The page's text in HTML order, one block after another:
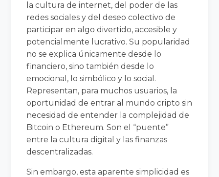
la cultura de internet, del poder de las
redes sociales y del deseo colectivo de
participar en algo divertido, accesible y
potencialmente lucrativo. Su popularidad
no se explica únicamente desde lo
financiero, sino también desde lo
emocional, lo simbólico y lo social.
Representan, para muchos usuarios, la
oportunidad de entrar al mundo cripto sin
necesidad de entender la complejidad de
Bitcoin o Ethereum. Son el “puente”
entre la cultura digital y las finanzas
descentralizadas.
Sin embargo, esta aparente simplicidad es